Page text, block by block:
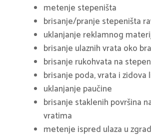
metenje stepeništa
brisanje/pranje stepeništa
uklanjanje reklamnog
brisanje ulaznih vrata oko
brisanje rukohvata na
brisanje poda, vrata i zidova
uklanjanje paučine
brisanje staklenih površina
vratima
metenje ispred ulaza u